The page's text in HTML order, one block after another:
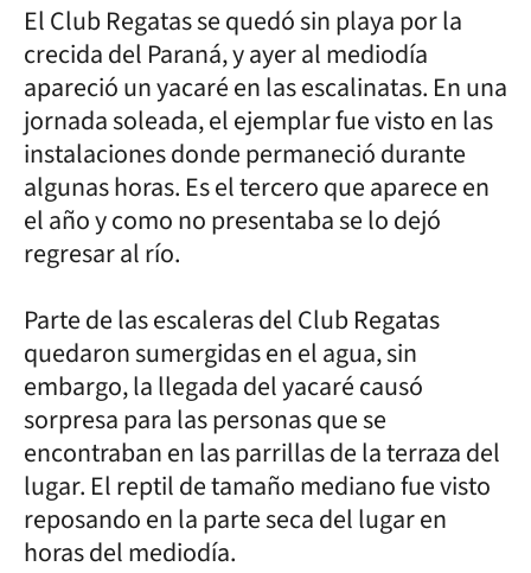
El Club Regatas se quedó sin playa por la
crecida del Paraná, y ayer al mediodía
apareció un yacaré en las escalinatas. En una
jornada soleada, el ejemplar fue visto en las
instalaciones donde permaneció durante
algunas horas. Es el tercero que aparece en
el año y como no presentaba se lo dejó
regresar al río.
Parte de las escaleras del Club Regatas
quedaron sumergidas en el agua, sin
embargo, la llegada del yacaré causó
sorpresa para las personas que se
encontraban en las parrillas de la terraza del
lugar. El reptil de tamaño mediano fue visto
reposando en la parte seca del lugar en
horas del mediodía.